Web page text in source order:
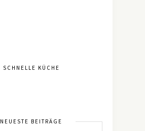
SCHNELLE KÜCHE
NEUESTE BEITRÄGE